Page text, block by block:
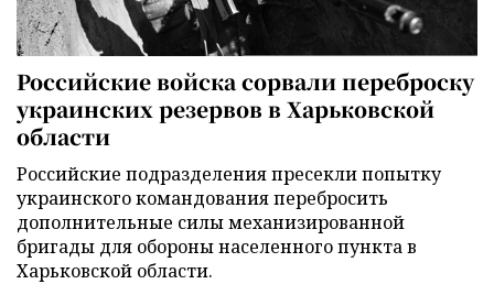
Российские войска сорвали переброску
украинских резервов в Харьковской
области
Российские подразделения пресекли попытку
украинского командования перебросить
дополнительные силы механизированной
бригады для обороны населенного пункта в
Харьковской области.